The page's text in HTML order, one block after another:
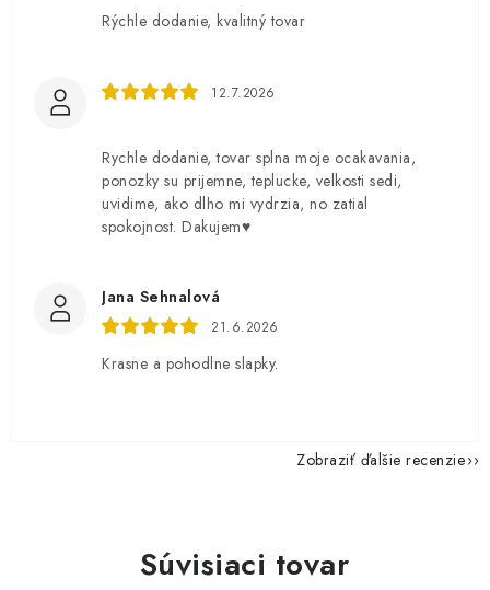
Rýchle dodanie, kvalitný tovar
12.7.2026
Rychle dodanie, tovar splna moje ocakavania,
ponozky su prijemne, teplucke, velkosti sedi,
uvidime, ako dlho mi vydrzia, no zatial
spokojnost. Dakujem♥️
Jana Sehnalová
21.6.2026
Krasne a pohodlne slapky.
Zobraziť ďalšie recenzie
Súvisiaci tovar